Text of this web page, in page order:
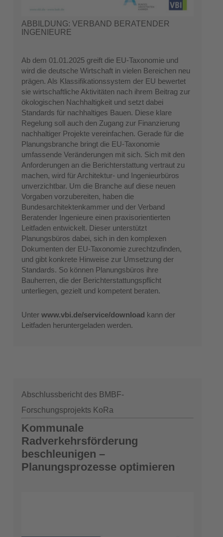
ABBILDUNG: VERBAND BERATENDER
INGENIEURE
Ab dem 01.01.2025 greift die EU-Taxonomie und
wird die deutsche Wirtschaft in vielen Bereichen neu
prägen. Als Klassifikationssystem der EU bewertet
sie wirtschaftliche Aktivitäten nach ihrem Beitrag zur
ökologischen Nachhaltigkeit und setzt dabei
Standards für nachhaltiges Bauen. Diese klare
Regelung soll auch den Zugang zur Finanzierung
nachhaltiger Projekte vereinfachen. Gerade für die
Planungsbranche bringt die EU-Taxonomie
umfassende Veränderungen mit sich. Sich mit den
Anforderungen an die Berichterstattung vertraut zu
machen, wird für Architektur- und Ingenieurbüros
unverzichtbar. Um die Branche auf diese neuen
Vorgaben vorzubereiten, haben die
Bundesarchitektenkammer und der Verband
Beratender Ingenieure einen praxisorientierten
Leitfaden entwickelt. Dieser unterstützt
Planungsbüros dabei, sich in den komplexen
Dokumenten der EU-Taxonomie zurechtzufinden,
und gibt konkrete Hinweise zur Umsetzung der
Standards. So können Planungsbüros ihre
Bauherren, die der Berichterstattungspflicht
unterliegen, gezielt und kompetent beraten.
Unterwww.vbi.de/service/download kann der
Leitfaden heruntergeladen werden.
Abschlussbericht des BMBF-
Forschungsprojekts KoRa
Kommunale
Radverkehrsförderung
beschleunigen –
Planungsprozesse optimieren